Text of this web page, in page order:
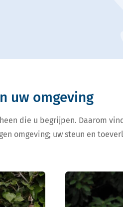
uw omgeving
die u begrijpen. Daarom
omgeving; uw steun en